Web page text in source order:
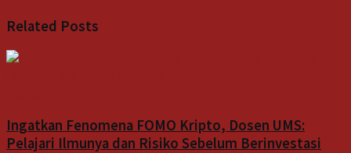
Related Posts
Ingatkan Fenomena FOMO Kripto, Dosen UMS:
Pelajari Ilmunya dan Risiko Sebelum Berinvestasi